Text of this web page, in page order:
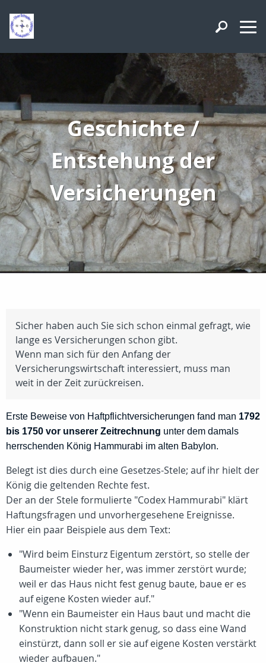
Geschichte /
Entstehung der
Versicherungen
Sicher haben auch Sie sich schon einmal gefragt, wie
lange es Versicherungen schon gibt.
Wenn man sich für den Anfang der
Versicherungswirtschaft interessiert, muss man
weit in der Zeit zurückreisen.
Erste Beweise von Haftpflichtversicherungen fand man 1792
bis 1750 vor unserer Zeitrechnung unter dem damals
herrschenden König Hammurabi im alten Babylon.
Belegt ist dies durch eine Gesetzes-Stele; auf ihr hielt der
König die geltenden Rechte fest.
Der an der Stele formulierte "Codex Hammurabi" klärt
Haftungsfragen und unvorhergesehene Ereignisse.
Hier ein paar Beispiele aus dem Text:
"Wird beim Einsturz Eigentum zerstört, so stelle der
Baumeister wieder her, was immer zerstört wurde;
weil er das Haus nicht fest genug baute, baue er es
auf eigene Kosten wieder auf."
"Wenn ein Baumeister ein Haus baut und macht die
Konstruktion nicht stark genug, so dass eine Wand
einstürzt, dann soll er sie auf eigene Kosten verstärkt
wieder aufbauen."